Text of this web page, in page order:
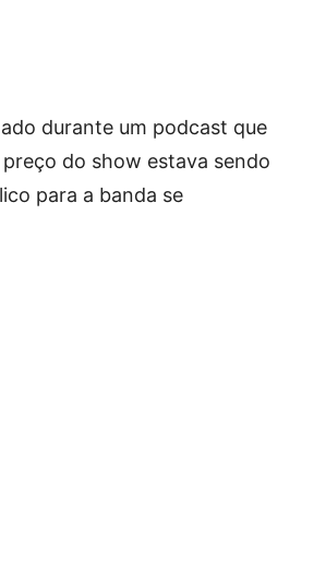
durante um podcast que
do show estava sendo
para a banda se